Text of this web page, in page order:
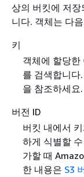
상의 버킷에 저
니다. 객체는 다
키
객체에 할당한
를 검색합니다
을 참조하세요.
버전 ID
버킷 내에서
하게 식별할
가할 때
한 내용은 S3